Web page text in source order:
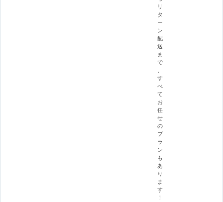
リ
タ
ー
ン
配
送
ま
で
、
す
べ
て
お
任
せ
の
プ
ラ
ン
も
あ
り
ま
す
！